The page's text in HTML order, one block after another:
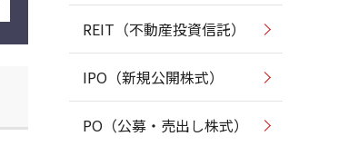
REIT（不動産投資信託）
IPO（新規公開株式）
PO（公募・売出し株式）